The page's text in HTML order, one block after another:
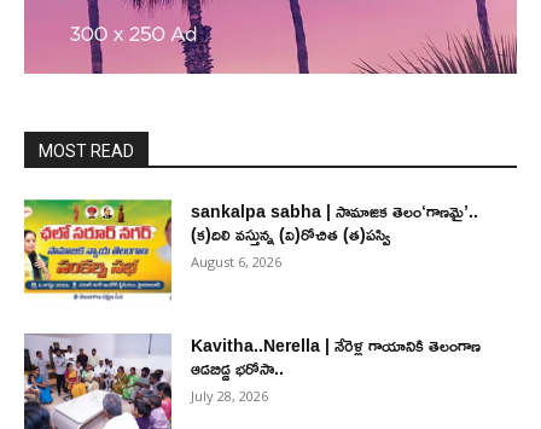
MOST READ
sankalpa sabha | సామాజిక తెలం‘గాణమై’..
(క)దిలి వస్తున్న (వి)రోచిత (త)పస్వి
August 6, 2026
Kavitha..Nerella | నేరెళ్ల గాయానికి తెలంగాణ
ఆడబిడ్డ భరోసా..
July 28, 2026